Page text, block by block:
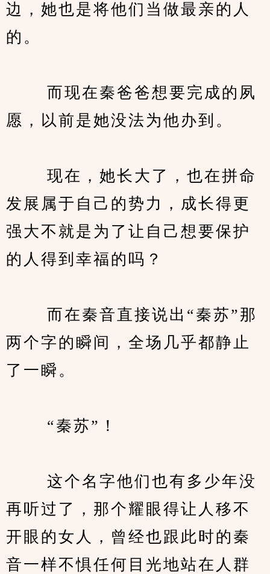
边，她也是将他们当做最亲的人
的。
而现在秦爸爸想要完成的夙
愿，以前是她没法为他办到。
现在，她长大了，也在拼命
发展属于自己的势力，成长得更
强大不就是为了让自己想要保护
的人得到幸福的吗？
而在秦音直接说出“秦苏”那
两个字的瞬间，全场几乎都静止
了一瞬。
“秦苏”！
这个名字他们也有多少年没
再听过了，那个耀眼得让人移不
开眼的女人，曾经也跟此时的秦
音一样不惧任何目光地站在人群